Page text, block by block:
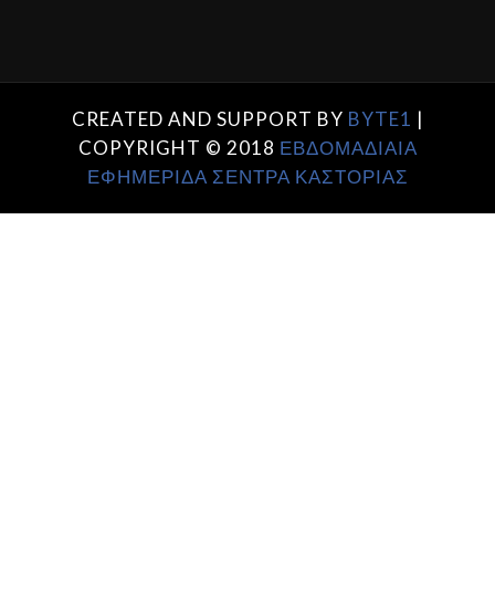
CREATED AND SUPPORT BY BYTE1 |
COPYRIGHT © 2018 ΕΒΔΟΜΑΔΙΑΙΑ
ΕΦΗΜΕΡΙΔΑ ΣΕΝΤΡΑ ΚΑΣΤΟΡΙΑΣ